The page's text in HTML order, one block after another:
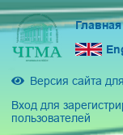
Главная
Версия сайта
Вход для
пользователей